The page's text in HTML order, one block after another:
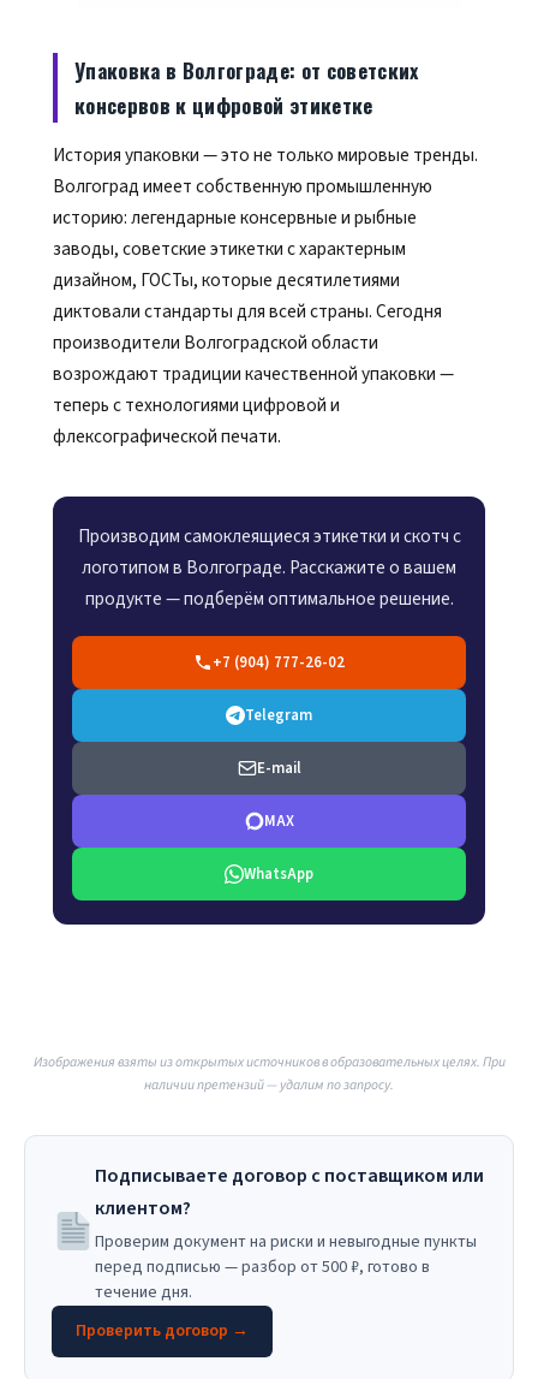
Упаковка в Волгограде: от советских
консервов к цифровой этикетке
История упаковки — это не только мировые тренды.
Волгоград имеет собственную промышленную
историю: легендарные консервные и рыбные
заводы, советские этикетки с характерным
дизайном, ГОСТы, которые десятилетиями
диктовали стандарты для всей страны. Сегодня
производители Волгоградской области
возрождают традиции качественной упаковки —
теперь с технологиями цифровой и
флексографической печати.
Производим самоклеящиеся этикетки и скотч с
логотипом в Волгограде. Расскажите о вашем
продукте — подберём оптимальное решение.
+7 (904) 777-26-02
Telegram
E-mail
MAX
WhatsApp
Изображения взяты из открытых источников в образовательных целях. При
наличии претензий — удалим по запросу.
Подписываете договор с поставщиком или
клиентом?
Проверим документ на риски и невыгодные пункты
перед подписью — разбор от 500 ₽, готово в
течение дня.
Проверить договор →